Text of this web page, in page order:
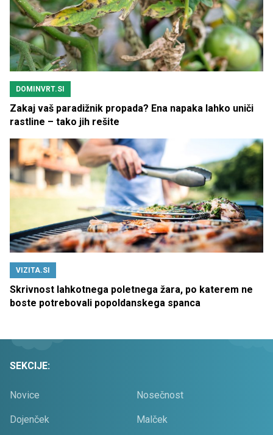
DOMINVRT.SI
Zakaj vaš paradižnik propada? Ena napaka lahko uniči
rastline – tako jih rešite
VIZITA.SI
Skrivnost lahkotnega poletnega žara, po katerem ne
boste potrebovali popoldanskega spanca
SEKCIJE:
Novice Nosečnost
Dojenček Malček